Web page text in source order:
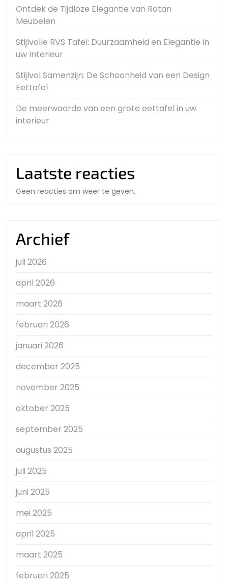
Ontdek de Tijdloze Elegantie van Rotan
Meubelen
Stijlvolle RVS Tafel: Duurzaamheid en Elegantie in
uw Interieur
Stijlvol Samenzijn: De Schoonheid van een Design
Eettafel
De meerwaarde van een grote eettafel in uw
interieur
Laatste reacties
Geen reacties om weer te geven.
Archief
juli 2026
april 2026
maart 2026
februari 2026
januari 2026
december 2025
november 2025
oktober 2025
september 2025
augustus 2025
juli 2025
juni 2025
mei 2025
april 2025
maart 2025
februari 2025